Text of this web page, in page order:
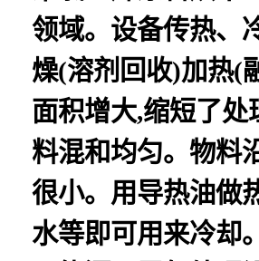
领域。设备传热、
燥(溶剂回收)加热(
面积增大,缩短了
料混和均匀。物料
很小。用导热油做
水等即可用来冷却